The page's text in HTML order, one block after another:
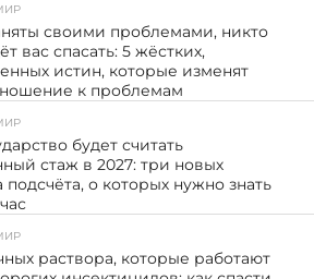
своими проблемами, никто
вас спасать: 5 жёстких,
истин, которые изменят
к проблемам
будет считать
стаж в 2027: три новых
подсчёта, о которых нужно знать
раствора, которые работают